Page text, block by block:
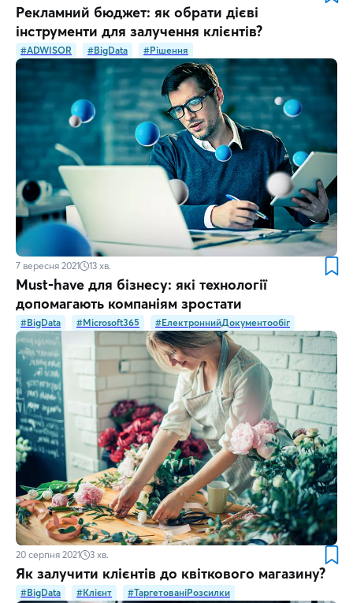
Рекламний бюджет: як обрати дієві
інструменти для залучення клієнтів?
#ADWISOR #BigData #Рішення
7 вересня 2021 13 хв.
Must-have для бізнесу: які технології
допомагають компаніям зростати
#BigData #Microsoft365 #ЕлектроннийДокументообіг
20 серпня 2021 3 хв.
Як залучити клієнтів до квіткового магазину?
#BigData #Клієнт #ТаргетованіРозсилки